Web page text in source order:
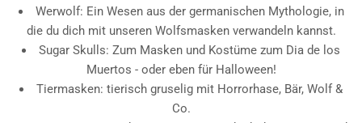
Werwolf: Ein Wesen aus der germanischen Mythologie, in
die du dich mit unseren Wolfsmasken verwandeln kannst.
Sugar Skulls: Zum Masken und Kostüme zum Dia de los
Muertos - oder eben für Halloween!
Tiermasken: tierisch gruselig mit Horrorhase, Bär, Wolf &
Co.